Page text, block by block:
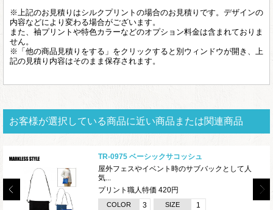
※上記のお見積りはシルクプリントの場合のお見積りです。デザインの
内容などにより変わる場合がございます。
また、袖プリントや特色カラーなどのオプション料金は含まれておりま
せん。
※「他の商品見積りをする」をクリックすると別ウィンドウが開き、上
記の見積り内容はそのまま保存されます。
お客様が選択している商品に近い商品または関連商品
TR-0975 ベーシックサコッシュ
屋外フェスやイベント時のサブバックとして人
気...
プリント職人特価 420円
COLOR 3 SIZE 1